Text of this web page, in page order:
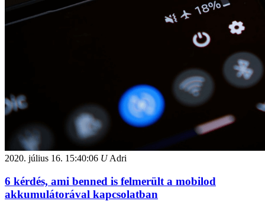
2020. július 16. 15:40:06 UAdri
6 kérdés, ami benned is felmerült a mobilod
akkumulátorával kapcsolatban